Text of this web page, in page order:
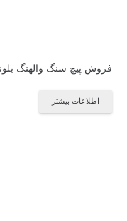
فروش پیچ سنگ والهنگ بلونی
اطلاعات بیشتر